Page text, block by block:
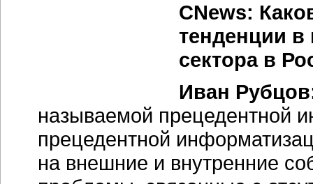
CNews:
тенденции
сектора в
Иван
называемой прецедентной
прецедентной
на внешние и внутренние